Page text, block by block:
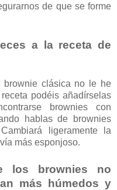
de que se forme
a la receta de
brownie clásica no le he
podéis añadírselas
brownies con
hablas de brownies
ligeramente la
más esponjoso.
los brownies no
más húmedos y